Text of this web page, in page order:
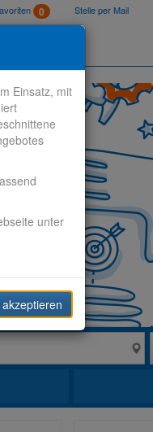
0 Stelle per Mail
Einsatz, mit
unter